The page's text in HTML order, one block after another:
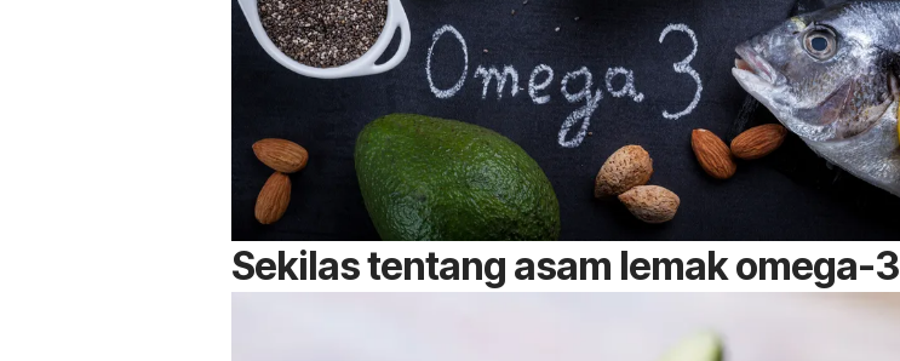
Sekilas tentang asam lemak omega-3